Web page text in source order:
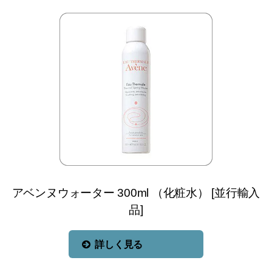
アベンヌウォーター 300ml （化粧水） [並行輸入
品]
詳しく見る